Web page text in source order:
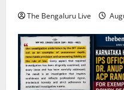
The Bengaluru Live